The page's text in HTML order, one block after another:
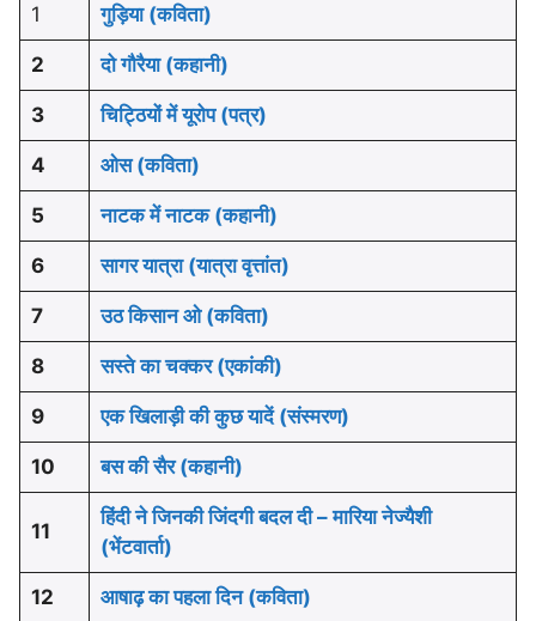
1 गुड़िया (कविता)
2 दो गौरैया (कहानी)
3 चिट्ठियों में यूरोप (पत्र)
4 ओस (कविता)
5 नाटक में नाटक (कहानी)
6 सागर यात्रा (यात्रा वृत्तांत)
7 उठ किसान ओ (कविता)
8 सस्ते का चक्कर (एकांकी)
9 एक खिलाड़ी की कुछ यादें (संस्मरण)
10 बस की सैर (कहानी)
11
हिंदी ने जिनकी जिंदगी बदल दी – मारिया नेज्यैशी
(भेंटवार्ता)
12 आषाढ़ का पहला दिन (कविता)